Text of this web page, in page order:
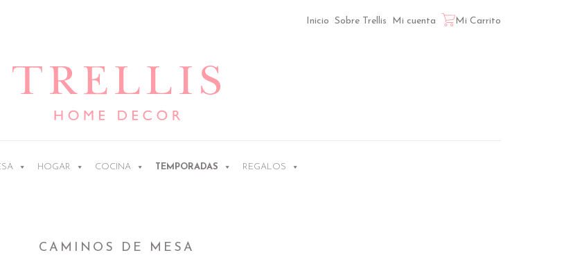
Inicio Sobre Trellis Mi cuenta Mi Carrito
Ir
a
Ir
al
contenido
HOGAR COCINA TEMPORADAS REGALOS
CAMINOS DE MESA